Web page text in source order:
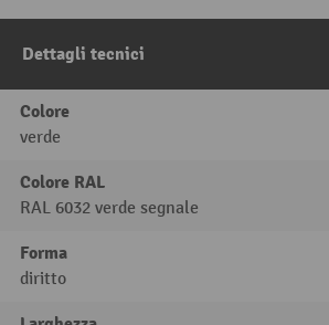
Dettagli tecnici
Colore
verde
Colore RAL
RAL 6032 verde segnale
Forma
diritto